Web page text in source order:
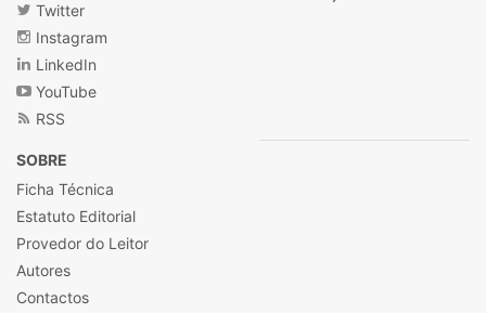
Twitter
Instagram
LinkedIn
YouTube
RSS
SOBRE
Ficha Técnica
Estatuto Editorial
Provedor do Leitor
Autores
Contactos